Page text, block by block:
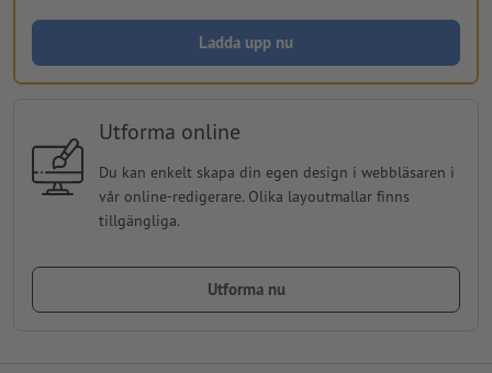
Ladda upp nu
Utforma online
Du kan enkelt skapa din egen design i webbläsaren i
vår online-redigerare. Olika layoutmallar finns
tillgängliga.
Utforma nu